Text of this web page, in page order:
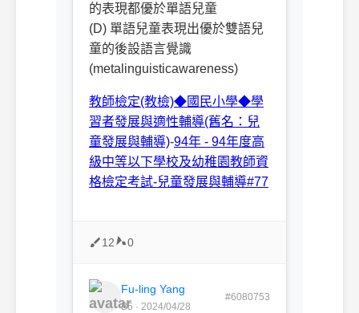
的表現都優於單語兒童
(D) 單語兒童表現出優於雙語兒
童的後設語言覺識
(metalinguisticawareness)
教師檢定(教檢)◆國民小學◆學
習者發展與適性輔導(舊名：兒
童發展與輔導)-94年 - 94年度高
級中等以下學校及幼稚園教師資
格檢定考試-兒童發展與輔導#77
12 0
Fu-ling Yang
B5 · 2024/04/28
#6080753